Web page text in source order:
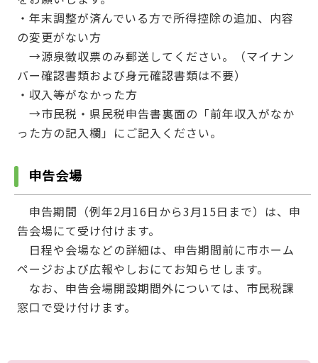
・年末調整が済んでいる方で所得控除の追加、内容
の変更がない方
→源泉徴収票のみ郵送してください。（マイナン
バー確認書類および身元確認書類は不要）
・収入等がなかった方
→市民税・県民税申告書裏面の「前年収入がなか
った方の記入欄」にご記入ください。
申告会場
申告期間（例年2月16日から3月15日まで）は、申
告会場にて受け付けます。
日程や会場などの詳細は、申告期間前に市ホーム
ページおよび広報やしおにてお知らせします。
なお、申告会場開設期間外については、市民税課
窓口で受け付けます。